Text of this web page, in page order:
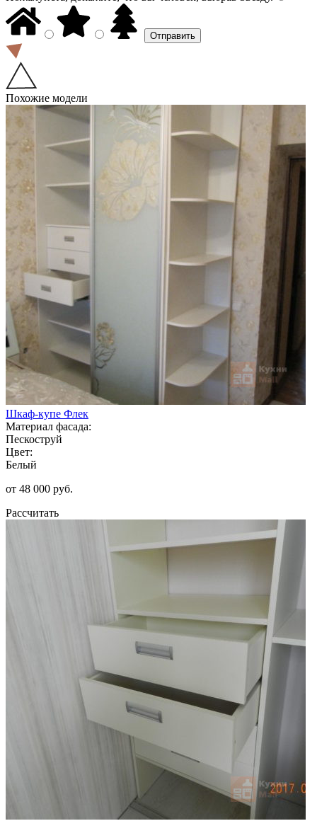
Похожие модели
Шкаф-купе Флек
Материал фасада:
Пескоструй
Цвет:
Белый
от 48 000 руб.
Рассчитать